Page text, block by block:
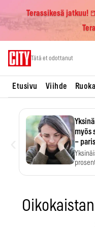
Terassikesä jatkuu!
Tätä et odottanut
Etusivu Viihde
myös
–